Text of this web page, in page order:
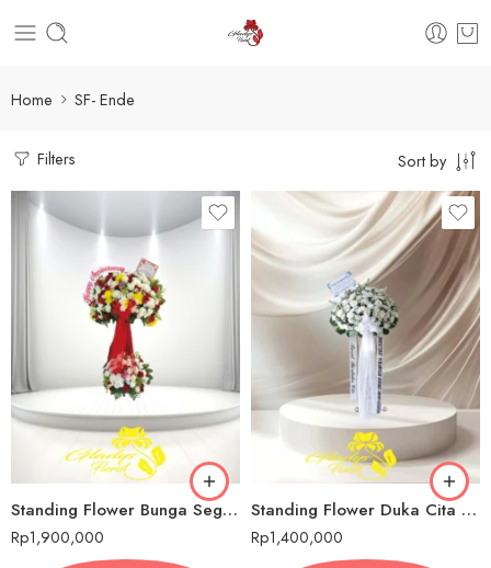
Home SF- Ende
Filters Sort by
Standing Flower Bunga Segar Pernikahan Ende
Rp1,900,000
Standing Flower Duka Cita Ende
Rp1,400,000